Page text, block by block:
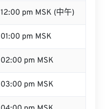
12:00 pm MSK (中午)
01:00 pm MSK
02:00 pm MSK
03:00 pm MSK